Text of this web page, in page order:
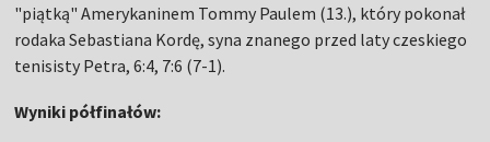
"piątką" Amerykaninem Tommy Paulem (13.), który pokonał
rodaka Sebastiana Kordę, syna znanego przed laty czeskiego
tenisisty Petra, 6:4, 7:6 (7-1).
Wyniki półfinałów: